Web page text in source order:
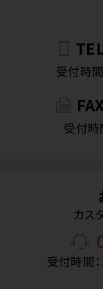
受付時
FAX
受付時
カス
受付時間